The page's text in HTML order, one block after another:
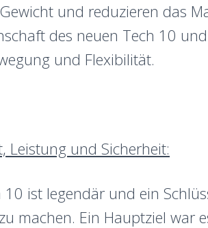
und reduzieren das
des neuen Tech 10
und Flexibilität.
Leistung und Sicherheit:
10 ist legendär und ein
machen. Ein Hauptziel war